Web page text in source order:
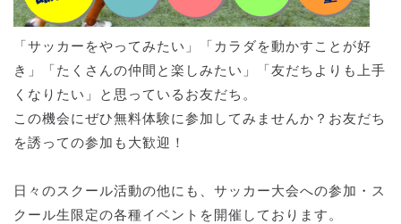
「サッカーをやってみたい」「カラダを動かすことが好
き」「たくさんの仲間と楽しみたい」「友だちよりも上手
くなりたい」と思っているお友だち。
この機会にぜひ無料体験に参加してみませんか？お友だち
を誘っての参加も大歓迎！
日々のスクール活動の他にも、サッカー大会への参加・ス
クール生限定の各種イベントを開催しております。